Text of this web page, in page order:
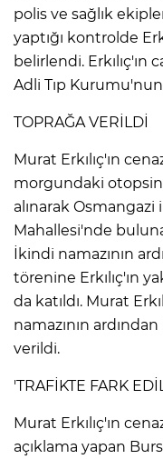
polis ve sağlık
yaptığı kontrolde
belirlendi. Erkılıç'ın
Adli Tıp
TOPRAĞA VERİLDİ
Murat Erkılıç'ın
morgundaki
alınarak
Mahallesi'nde
İkindi namazının
törenine Erkılıç'ın
da katıldı. Murat
namazının
verildi.
'TRAFİKTE FARK
Murat Erkılıç'ın
açıklama yapan